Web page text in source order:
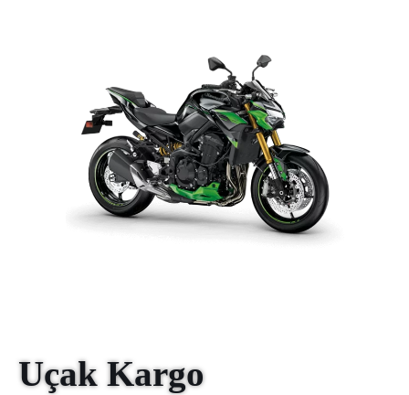
Uçak Kargo